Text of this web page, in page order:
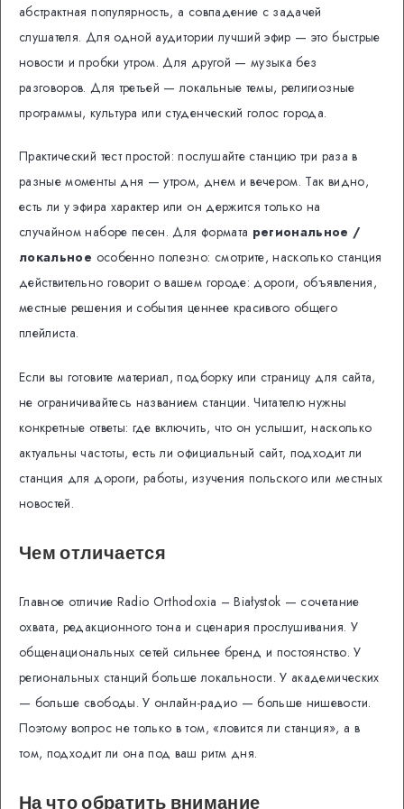
абстрактная популярность, а совпадение с задачей
слушателя. Для одной аудитории лучший эфир — это быстрые
новости и пробки утром. Для другой — музыка без
разговоров. Для третьей — локальные темы, религиозные
программы, культура или студенческий голос города.
Практический тест простой: послушайте станцию три раза в
разные моменты дня — утром, днем и вечером. Так видно,
есть ли у эфира характер или он держится только на
случайном наборе песен. Для формата региональное /
локальное особенно полезно: смотрите, насколько станция
действительно говорит о вашем городе: дороги, объявления,
местные решения и события ценнее красивого общего
плейлиста.
Если вы готовите материал, подборку или страницу для сайта,
не ограничивайтесь названием станции. Читателю нужны
конкретные ответы: где включить, что он услышит, насколько
актуальны частоты, есть ли официальный сайт, подходит ли
станция для дороги, работы, изучения польского или местных
новостей.
Чем отличается
Главное отличие Radio Orthodoxia – Białystok — сочетание
охвата, редакционного тона и сценария прослушивания. У
общенациональных сетей сильнее бренд и постоянство. У
региональных станций больше локальности. У академических
— больше свободы. У онлайн-радио — больше нишевости.
Поэтому вопрос не только в том, «ловится ли станция», а в
том, подходит ли она под ваш ритм дня.
На что обратить внимание